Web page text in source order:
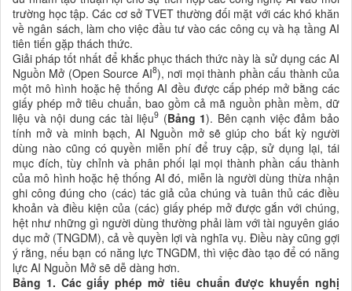
trường học tập. Các cơ sở TVET thường đối mặt với các khó khăn
về ngân sách, làm cho việc đầu tư vào các công cụ và hạ tầng AI
tiên tiến gặp thách thức.
Giải pháp tốt nhất để khắc phục thách thức này là sử dụng các AI
Nguồn Mở (Open Source AI8), nơi mọi thành phần cấu thành của
một mô hình hoặc hệ thống AI đều được cấp phép mở bằng các
giấy phép mở tiêu chuẩn, bao gồm cả mã nguồn phần mềm, dữ
liệu và nội dung các tài liệu9 (Bảng 1). Bên cạnh việc đảm bảo
tính mở và minh bạch, AI Nguồn mở sẽ giúp cho bất kỳ người
dùng nào cũng có quyền miễn phí để truy cập, sử dụng lại, tái
mục đích, tùy chỉnh và phân phối lại mọi thành phần cấu thành
của mô hình hoặc hệ thống AI đó, miễn là người dùng thừa nhận
ghi công đúng cho (các) tác giả của chúng và tuân thủ các điều
khoản và điều kiện của (các) giấy phép mở được gắn với chúng,
hệt như những gì người dùng thường phải làm với tài nguyên giáo
dục mở (TNGDM), cả về quyền lợi và nghĩa vụ. Điều này cũng gợi
ý rằng, nếu bạn có năng lực TNGDM, thì việc đào tạo để có năng
lực AI Nguồn Mở sẽ dễ dàng hơn.
Bảng 1. Các giấy phép mở tiêu chuẩn được khuyến nghị